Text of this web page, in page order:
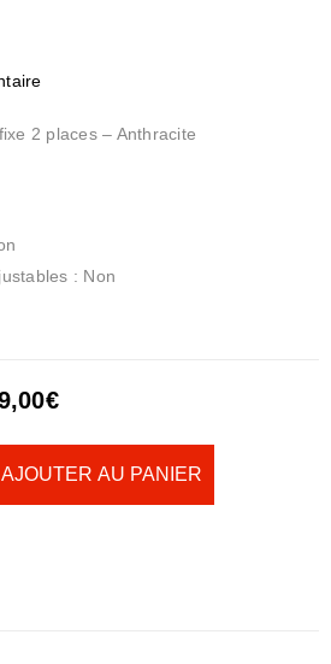
2 places – Anthracite
: Non
€
AJOUTER AU PANIER